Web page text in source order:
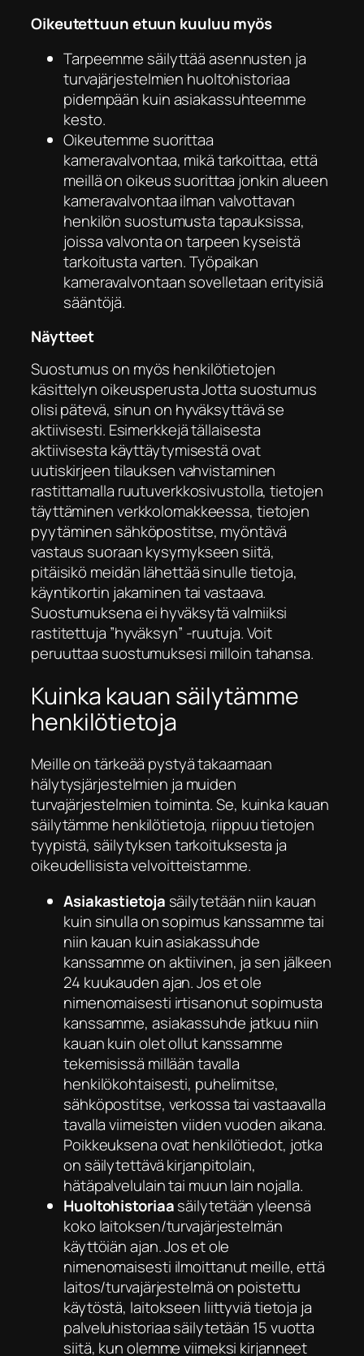
Oikeutettuun etuun kuuluu myös
Tarpeemme säilyttää asennusten ja
turvajärjestelmien huoltohistoriaa
pidempään kuin asiakassuhteemme
kesto.
Oikeutemme suorittaa
kameravalvontaa, mikä tarkoittaa, että
meillä on oikeus suorittaa jonkin alueen
kameravalvontaa ilman valvottavan
henkilön suostumusta tapauksissa,
joissa valvonta on tarpeen kyseistä
tarkoitusta varten. Työpaikan
kameravalvontaan sovelletaan erityisiä
sääntöjä.
Näytteet
Suostumus on myös henkilötietojen
käsittelyn oikeusperusta Jotta suostumus
olisi pätevä, sinun on hyväksyttävä se
aktiivisesti. Esimerkkejä tällaisesta
aktiivisesta käyttäytymisestä ovat
uutiskirjeen tilauksen vahvistaminen
rastittamalla ruutuverkkosivustolla, tietojen
täyttäminen verkkolomakkeessa, tietojen
pyytäminen sähköpostitse, myöntävä
vastaus suoraan kysymykseen siitä,
pitäisikö meidän lähettää sinulle tietoja,
käyntikortin jakaminen tai vastaava.
Suostumuksena ei hyväksytä valmiiksi
rastitettuja ”hyväksyn” -ruutuja. Voit
peruuttaa suostumuksesi milloin tahansa.
Kuinka kauan säilytämme
henkilötietoja
Meille on tärkeää pystyä takaamaan
hälytysjärjestelmien ja muiden
turvajärjestelmien toiminta. Se, kuinka kauan
säilytämme henkilötietoja, riippuu tietojen
tyypistä, säilytyksen tarkoituksesta ja
oikeudellisista velvoitteistamme.
Asiakastietoja säilytetään niin kauan
kuin sinulla on sopimus kanssamme tai
niin kauan kuin asiakassuhde
kanssamme on aktiivinen, ja sen jälkeen
24 kuukauden ajan. Jos et ole
nimenomaisesti irtisanonut sopimusta
kanssamme, asiakassuhde jatkuu niin
kauan kuin olet ollut kanssamme
tekemisissä millään tavalla
henkilökohtaisesti, puhelimitse,
sähköpostitse, verkossa tai vastaavalla
tavalla viimeisten viiden vuoden aikana.
Poikkeuksena ovat henkilötiedot, jotka
on säilytettävä kirjanpitolain,
hätäpalvelulain tai muun lain nojalla.
Huoltohistoriaasäilytetään yleensä
koko laitoksen/turvajärjestelmän
käyttöiän ajan. Jos et ole
nimenomaisesti ilmoittanut meille, että
laitos/turvajärjestelmä on poistettu
käytöstä, laitokseen liittyviä tietoja ja
palveluhistoriaa säilytetään 15 vuotta
siitä, kun olemme viimeksi kirjanneet